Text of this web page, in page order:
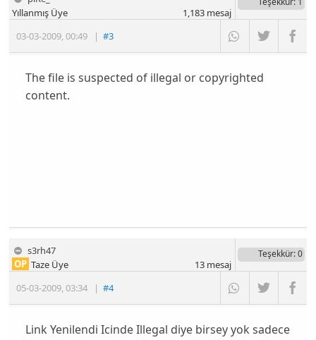
03-03-2009,00:49 |#3
Yıllanmış Üye 1,183mesaj
The file is suspected of illegal or copyrighted
content.
s3rh47
05-03-2009,03:34 |#4
OP Taze Üye
Teşekkür: 0
13mesaj
Link Yenilendi Icinde Illegal diye birsey yok sadece